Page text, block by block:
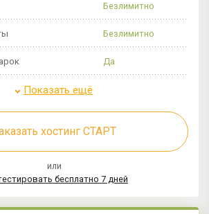
Безлимитно
Безлимитно
Да
Показать ещё
хостинг СТАРТ
или
бесплатно 7 дней